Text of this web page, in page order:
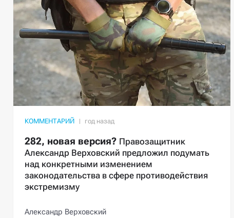
КОММЕНТАРИЙ
282, новая версия? Правозащитник
Александр Верховский предложил подумать
над конкретными изменением
законодательства в сфере противодействия
экстремизму
Александр Верховский